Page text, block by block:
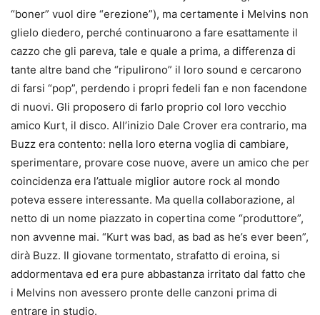
“boner” vuol dire “erezione”), ma certamente i Melvins non
glielo diedero, perché continuarono a fare esattamente il
cazzo che gli pareva, tale e quale a prima, a differenza di
tante altre band che “ripulirono” il loro sound e cercarono
di farsi “pop”, perdendo i propri fedeli fan e non facendone
di nuovi. Gli proposero di farlo proprio col loro vecchio
amico Kurt, il disco. All’inizio Dale Crover era contrario, ma
Buzz era contento: nella loro eterna voglia di cambiare,
sperimentare, provare cose nuove, avere un amico che per
coincidenza era l’attuale miglior autore rock al mondo
poteva essere interessante. Ma quella collaborazione, al
netto di un nome piazzato in copertina come “produttore”,
non avvenne mai. “Kurt was bad, as bad as he’s ever been”,
dirà Buzz. Il giovane tormentato, strafatto di eroina, si
addormentava ed era pure abbastanza irritato dal fatto che
i Melvins non avessero pronte delle canzoni prima di
entrare in studio.